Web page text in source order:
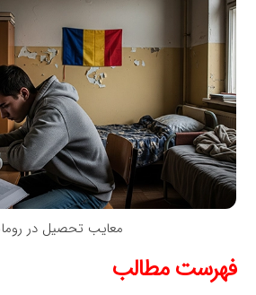
معایب تحصیل در
فهرست مطالب